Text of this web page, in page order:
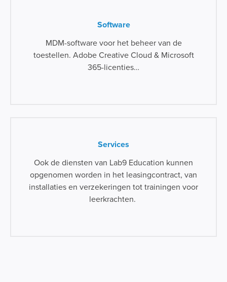
Software
MDM-software voor het beheer van de
toestellen. Adobe Creative Cloud & Microsoft
365-licenties…
Services
Ook de diensten van Lab9 Education kunnen
opgenomen worden in het leasingcontract, van
installaties en verzekeringen tot trainingen voor
leerkrachten.